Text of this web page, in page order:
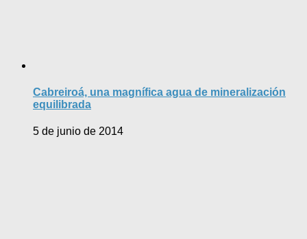
Cabreiroá, una magnífica agua de mineralización
equilibrada
5 de junio de 2014